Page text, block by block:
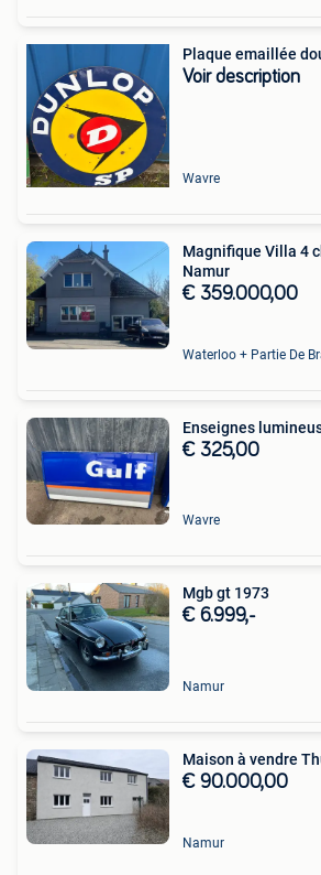
Plaque emaillée
Voir description
Wavre
Magnifique Villa 4
Namur
€ 359.000,00
Enseignes
€ 325,00
Wavre
Mgb gt 1973
€ 6.999,-
Namur
Maison à vendre
€ 90.000,00
Namur